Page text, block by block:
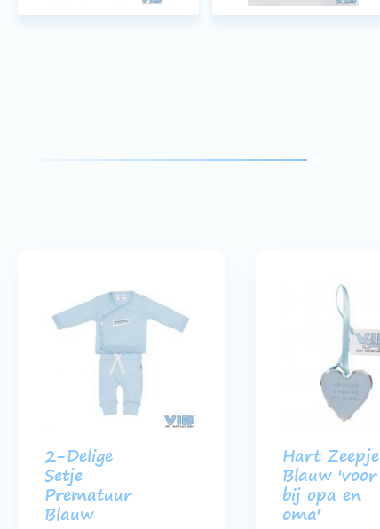
2-Delige
Setje
Prematuur
Blauw
Hart Zeepje
Blauw 'voor
bij opa en
oma'